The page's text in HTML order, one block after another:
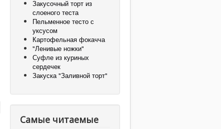
Закусочный торт из
слоеного теста
Пельменное тесто с
уксусом
Картофельная фокачча
"Ленивые ножки"
Суфле из куриных
сердечек
Закуска "Заливной торт"
Самые читаемые